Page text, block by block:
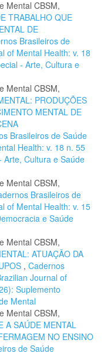
Mental CBSM,
TRABALHO QUE
DE
Brasileiros de
of Mental Health: v. 18
- Arte, Cultura e
Mental CBSM,
PRODUÇÕES
MENTAL DE
Brasileiros de Saúde
Health: v. 18 n. 55
Arte, Cultura e Saúde
Mental CBSM,
Brasileiros de
of Mental Health: v. 15
e Saúde
Mental CBSM,
ATUAÇÃO DA
, Cadernos
Journal of
Suplemento
Mental
Mental CBSM,
A SAÚDE MENTAL
NO ENSINO
de Saúde